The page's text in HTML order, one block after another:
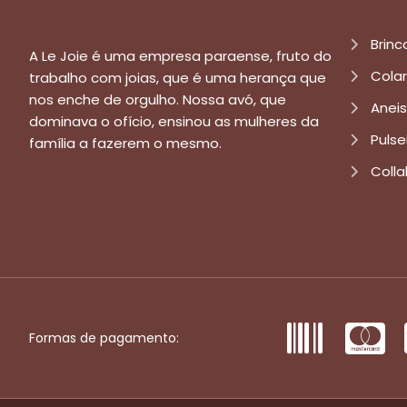
A Le Joie é uma empresa paraense, fruto do
trabalho com joias, que é uma herança que
nos enche de orgulho. Nossa avó, que
dominava o ofício, ensinou as mulheres da
família a fazerem o mesmo.
Aneis
Formas de pagamento: